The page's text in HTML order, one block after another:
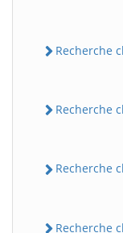
Recherche
Recherche
Recherche
Recherche